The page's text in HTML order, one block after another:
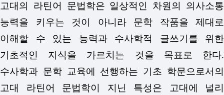
고대의 라틴어 문법학은 일상적인 차원의 의사소통
능력을 키우는 것이 아니라 문학 작품을 제대로
이해할 수 있는 능력과 수사학적 글쓰기를 위한
기초적인 지식을 가르치는 것을 목표로 한다.
수사학과 문학 교육에 선행하는 기초 학문으로서의
고대 라틴어 문법학이 지닌 특성은 고대에 널리